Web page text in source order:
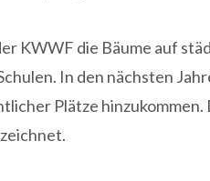
KWWF die Bäume auf
In den nächsten
Plätze hinzukommen.